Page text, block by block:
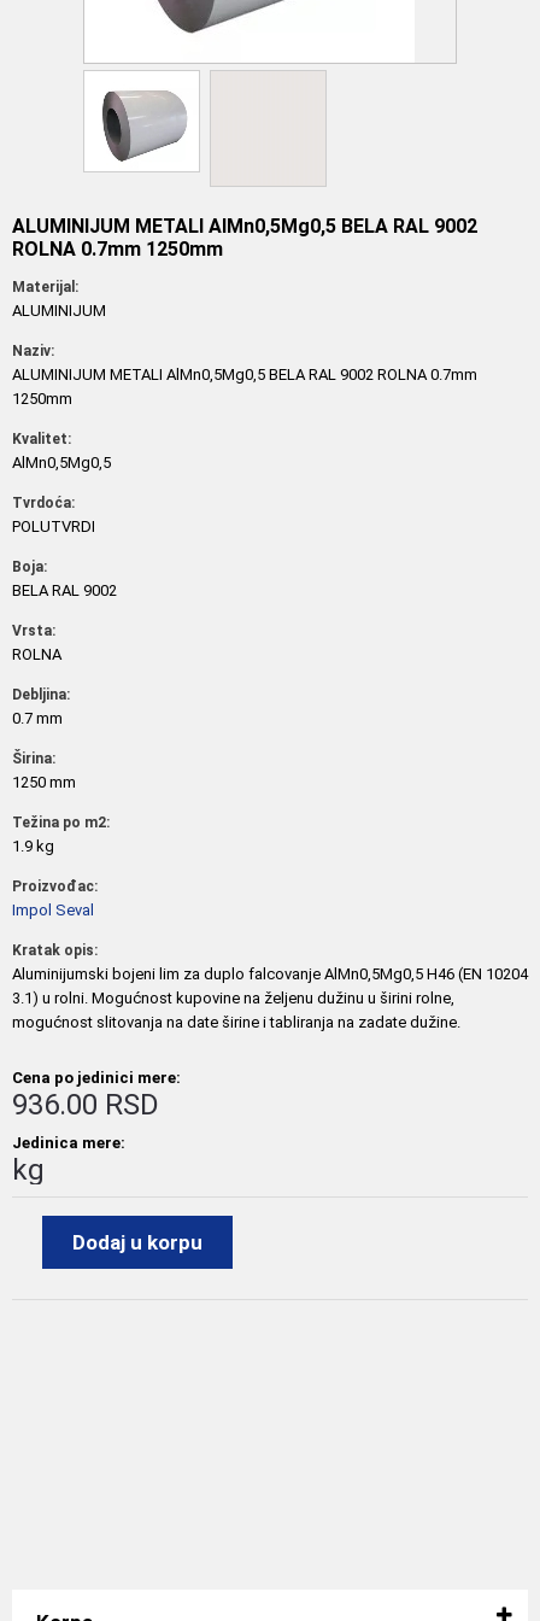
ALUMINIJUM METALI AlMn0,5Mg0,5 BELA RAL 9002
ROLNA 0.7mm 1250mm
Materijal:
ALUMINIJUM
Naziv:
ALUMINIJUM METALI AlMn0,5Mg0,5 BELA RAL 9002 ROLNA 0.7mm
1250mm
Kvalitet:
AlMn0,5Mg0,5
Tvrdoća:
POLUTVRDI
Boja:
BELA RAL 9002
Vrsta:
ROLNA
Debljina:
0.7 mm
Širina:
1250 mm
Težina po m2:
1.9 kg
Proizvođac:
Impol Seval
Kratak opis:
Aluminijumski bojeni lim za duplo falcovanje AlMn0,5Mg0,5 H46 (EN 10204
3.1) u rolni. Mogućnost kupovine na željenu dužinu u širini rolne,
mogućnost slitovanja na date širine i tabliranja na zadate dužine.
Cena po jedinici mere:
936.00 RSD
Jedinica mere:
kg
Dodaj u korpu